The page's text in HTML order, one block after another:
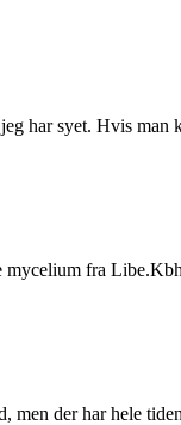
har syet. Hvis man
fra
men der har hele